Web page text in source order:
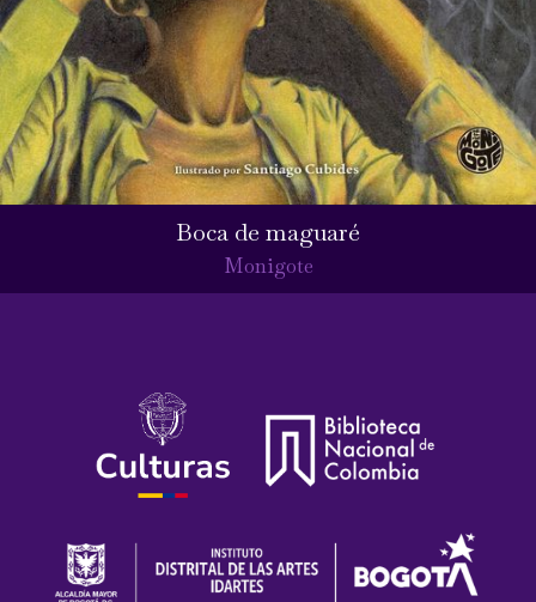
Boca de maguaré
Monigote